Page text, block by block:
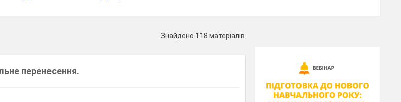
Знайдено 118 матеріалів
перенесення.